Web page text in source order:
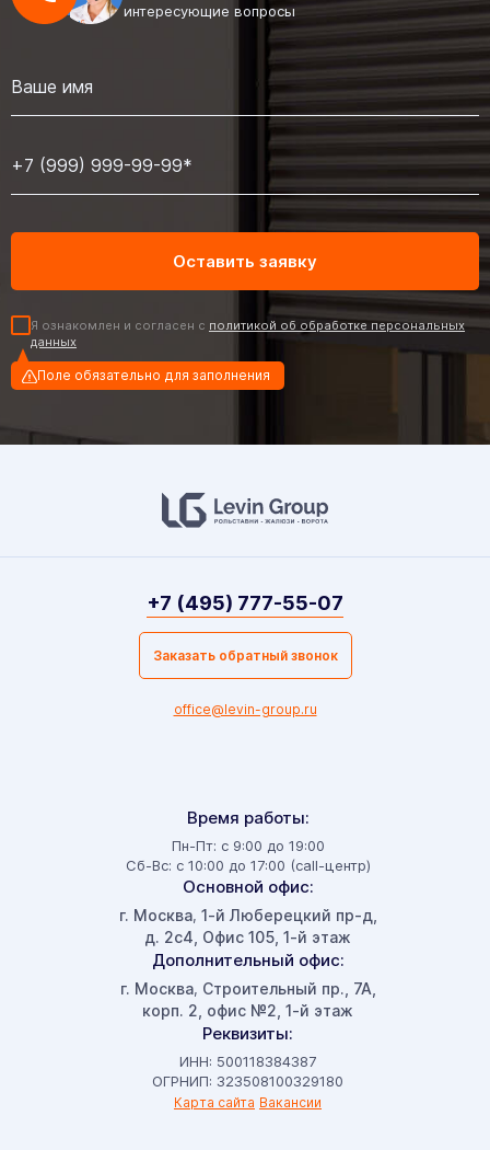
интересующие вопросы
Я ознакомлен и согласен с политикой об обработке персональных
данных
Поле обязательно для заполнения
Время работы:
Пн-Пт: с 9:00 до 19:00
Сб-Вс: с 10:00 до 17:00 (call-центр)
Основной офис:
г. Москва, 1-й Люберецкий пр-д,
д. 2с4, Офис 105, 1-й этаж
Дополнительный офис:
г. Москва, Строительный пр., 7А,
корп. 2, офис №2, 1-й этаж
Реквизиты:
ИНН: 500118384387
ОГРНИП: 323508100329180
Карта сайта Вакансии
+7 (495) 777-55-07
Заказать обратный звонок
office@levin-group.ru